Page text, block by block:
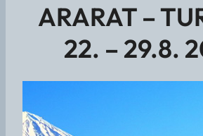
ARARAT –
22. – 29.8.